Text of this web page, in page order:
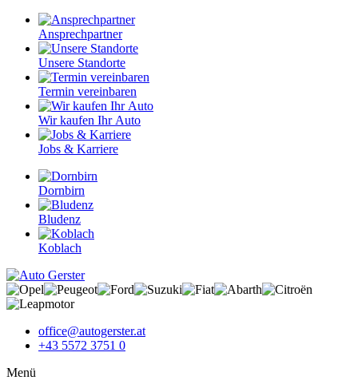
Ansprech­partner
Unsere Standorte
Termin vereinbaren
Wir kaufen Ihr Auto
Jobs & Karriere
Dornbirn
Bludenz
Koblach
office@autogerster.at
+43 5572 3751 0
Menü